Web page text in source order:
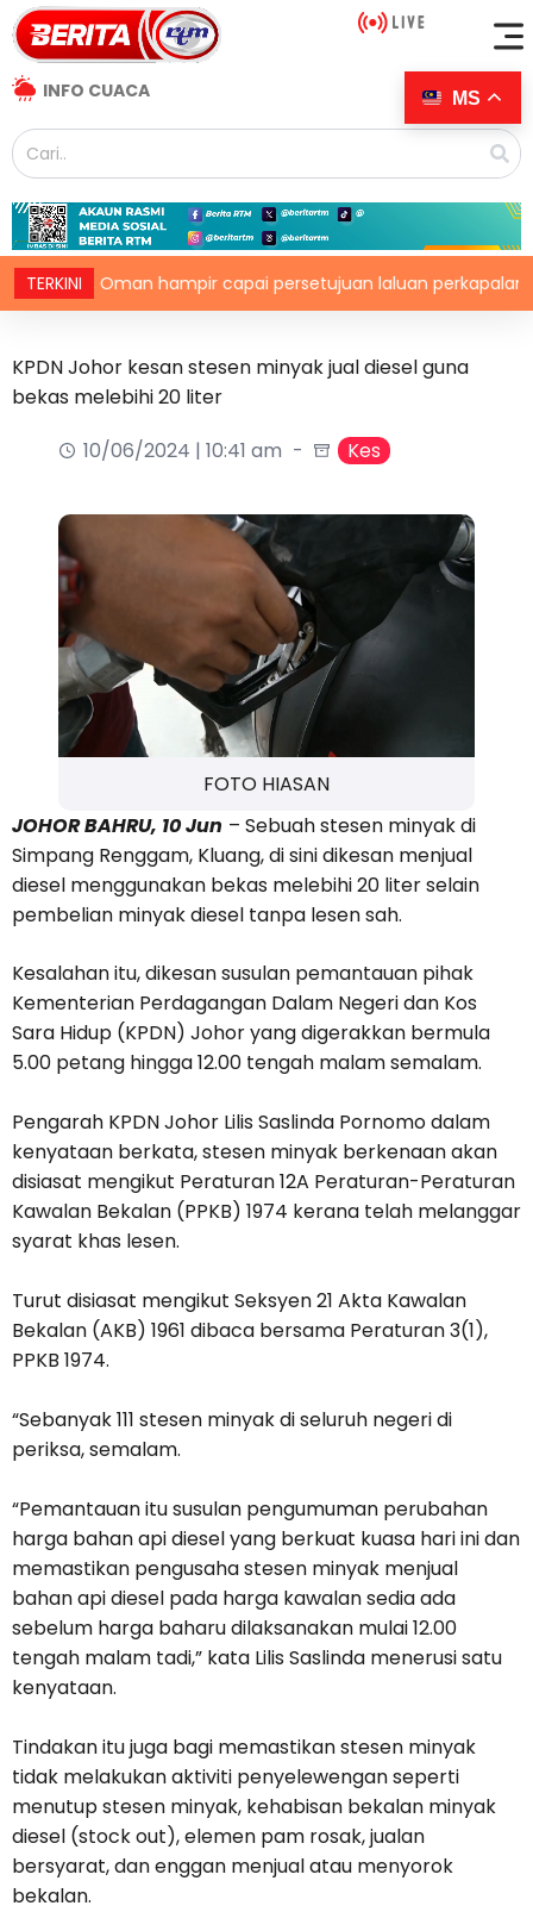
INFO CUACA
TERKINI
Oman hampir capai persetujuan laluan perkapalan
KPDN Johor kesan stesen minyak jual diesel guna
bekas melebihi 20 liter
10/06/2024 | 10:41 am
Kes
FOTO HIASAN
JOHOR BAHRU, 10 Jun – Sebuah stesen minyak di
Simpang Renggam, Kluang, di sini dikesan menjual
diesel menggunakan bekas melebihi 20 liter selain
pembelian minyak diesel tanpa lesen sah.
Kesalahan itu, dikesan susulan pemantauan pihak
Kementerian Perdagangan Dalam Negeri dan Kos
Sara Hidup (KPDN) Johor yang digerakkan bermula
5.00 petang hingga 12.00 tengah malam semalam.
Pengarah KPDN Johor Lilis Saslinda Pornomo dalam
kenyataan berkata, stesen minyak berkenaan akan
disiasat mengikut Peraturan 12A Peraturan-Peraturan
Kawalan Bekalan (PPKB) 1974 kerana telah melanggar
syarat khas lesen.
Turut disiasat mengikut Seksyen 21 Akta Kawalan
Bekalan (AKB) 1961 dibaca bersama Peraturan 3(1),
PPKB 1974.
“Sebanyak 111 stesen minyak di seluruh negeri di
periksa, semalam.
“Pemantauan itu susulan pengumuman perubahan
harga bahan api diesel yang berkuat kuasa hari ini dan
memastikan pengusaha stesen minyak menjual
bahan api diesel pada harga kawalan sedia ada
sebelum harga baharu dilaksanakan mulai 12.00
tengah malam tadi,” kata Lilis Saslinda menerusi satu
kenyataan.
Tindakan itu juga bagi memastikan stesen minyak
tidak melakukan aktiviti penyelewengan seperti
menutup stesen minyak, kehabisan bekalan minyak
diesel (stock out), elemen pam rosak, jualan
bersyarat, dan enggan menjual atau menyorok
bekalan.
MS